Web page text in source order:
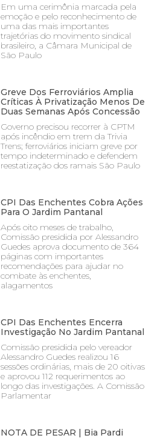
Em uma cerimônia marcada pela
emoção e pelo reconhecimento de
uma das mais importantes
trajetórias do movimento sindical
brasileiro, a Câmara Municipal de
São Paulo
Greve Dos Ferroviários Amplia
Críticas À Privatização Menos De
Duas Semanas Após Concessão
Governo precisou recorrer à CPTM
após incêndio em trem da Trivia
Trens; ferroviários iniciam greve por
tempo indeterminado e defendem
reestatização dos ramais São Paulo
CPI Das Enchentes Cobra Ações
Para O Jardim Pantanal
Após oito meses de trabalho,
Comissão presidida por Alessandro
Guedes aprova documento de 364
páginas com importantes
recomendações para ajudar no
combate às enchentes,
alagamentos
CPI Das Enchentes Encerra
Investigação No Jardim Pantanal
Comissão presidida pelo vereador
Alessandro Guedes realizou 16
sessões ordinárias, mais de 20 oitivas
e aprovou 112 requerimentos ao
longo das investigações. A Comissão
Parlamentar
NOTA DE PESAR | Bia Pardi